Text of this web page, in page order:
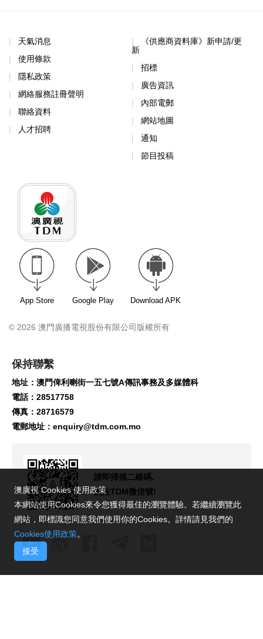
天氣消息
使用條款
隱私政策
網絡服務註冊聲明
聯絡資料
人才招聘
《供應商資料庫》新申請/更
新
招標
廣告資訊
內部電郵
網站地圖
通知
節目投稿
App Store Google Play Download APK
© 2026 澳門廣播電視股份有限公司版權所有
保持聯繫
地址：澳門俾利喇街一五七號A傳訊事務及多媒體科
電話：28517758
傳真：28716579
電郵地址： enquiry@tdm.com.mo
請即掃描二維碼,
關注TDM微信號!
澳廣視 Cookies 使用政策
本網站使用Cookies來令您獲得最佳的瀏覽體驗。若繼續瀏覽此
網站，即標識您同意我們使用你的Cookies。詳情請見我們的
Cookies使用政策。
接受